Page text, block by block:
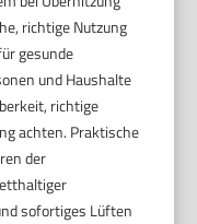
richtige Nutzung
gesunde
und Haushalte
richtige
achten. Praktische
der
sofortiges Lüften